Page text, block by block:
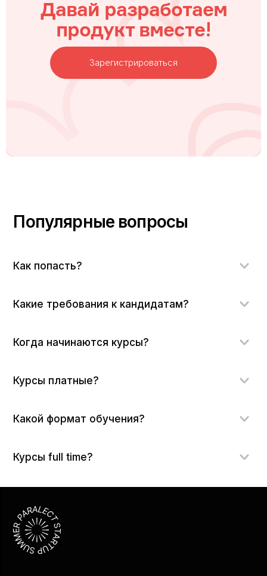
Давай разработаем
продукт вместе!
Зарегистрироваться
Популярные вопросы
Как попасть?
Какие требования к кандидатам?
Когда начинаются курсы?
Курсы платные?
Какой формат обучения?
Курсы full time?